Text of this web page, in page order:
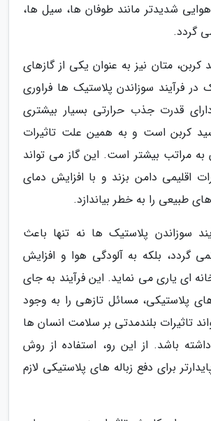
شدیدتر مانند طوفان ها، سیل ها،
گردد.
کربن، متان نیز به عنوان یکی از گازهای
در فرآیند سوزاندن پلاستیک ها فراوری
قدرت جذب حرارتی بسیار بیشتری
کربن است و به همین علت تاثیرات
مراتب بیشتر است. این گاز می تواند
اقلیمی دامن بزند و با افزایش دمای
طبیعی را به خطر بیاندازد.
سوزاندن پلاستیک ها نه تنها باعث
گردد، بلکه به آلودگی هوا و افزایش
ای یاری می نماید. این فرآیند به جای
پلاستیکی، مسائل تازهی را به وجود
تاثیرات بلندمدتی بر سلامت انسان ها
باشد. از این رو، استفاده از روش
برای دفع زباله های پلاستیکی لازم